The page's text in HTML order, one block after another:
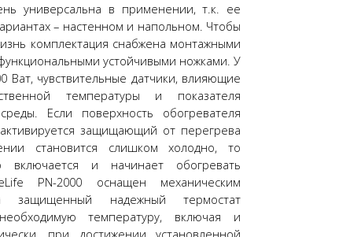
универсальна в применении, т.к. ее
– настенном и напольном. Чтобы
комплектация снабжена монтажными
устойчивыми ножками. У
Ват, чувствительные датчики, влияющие
температуры и показателя
Если поверхность обогревателя
защищающий от перегрева
становится слишком холодно, то
включается и начинает обогревать
PN-2000 оснащен механическим
защищенный надежный термостат
температуру, включая и